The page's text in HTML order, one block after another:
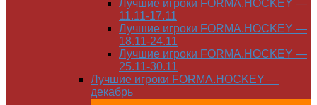
Лучшие игроки FORMA.HOCKEY —
11.11-17.11
Лучшие игроки FORMA.HOCKEY —
18.11-24.11
Лучшие игроки FORMA.HOCKEY —
25.11-30.11
Лучшие игроки FORMA.HOCKEY —
декабрь